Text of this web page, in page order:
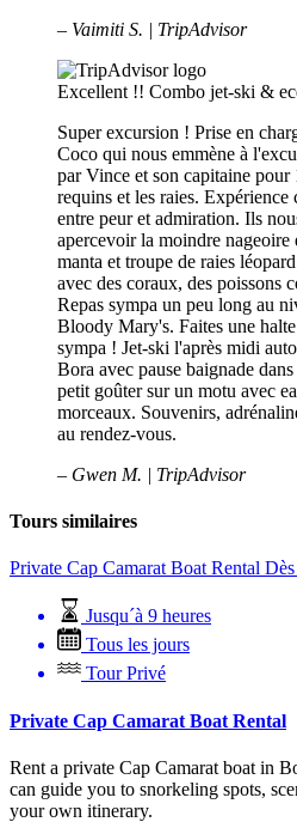
– Vaimiti S. | TripAdvisor
Excellent !! Combo jet-ski &
Super excursion ! Prise en
Coco qui nous emmène à
par Vince et son capitaine pour
requins et les raies.
entre peur et admiration. Ils
apercevoir la moindre nageoire
manta et troupe de raies
avec des coraux, des poissons
Repas sympa un peu long au
Bloody Mary's. Faites une
sympa ! Jet-ski l'après midi
Bora avec pause baignade
petit goûter sur un motu avec
morceaux. Souvenirs,
au rendez-vous.
– Gwen M. | TripAdvisor
Tours similaires
Private Cap Camarat Boat Rental Dès
Jusqu´à 9 heures
Tous les jours
Tour Privé
Private Cap Camarat Boat Rental
Rent a private Cap Camarat boat in
can guide you to snorkeling spots,
your own itinerary.